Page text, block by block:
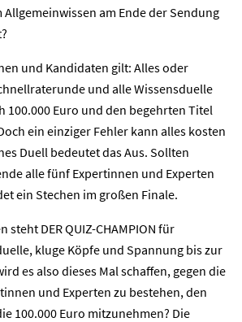
am Ende der Sendung
und Kandidaten gilt: Alles oder
und alle Wissensduelle
100.000 Euro und den begehrten Titel
ein einziger Fehler kann alles kosten
Duell bedeutet das Aus. Sollten
alle fünf Expertinnen und Experten
ein Stechen im großen Finale.
steht DER QUIZ-CHAMPION für
kluge Köpfe und Spannung bis zur
es also dieses Mal schaffen, gegen die
und Experten zu bestehen, den
100.000 Euro mitzunehmen? Die